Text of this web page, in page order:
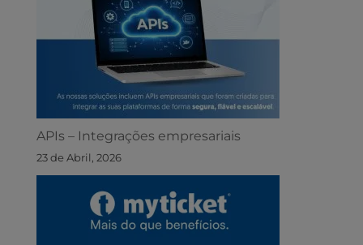
APIs – Integrações empresariais
23 de Abril, 2026